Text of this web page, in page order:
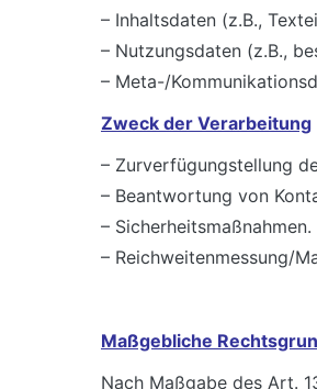
– Inhaltsdaten (z.B.,
– Nutzungsdaten (z.B.,
– Meta-/
Zweck der Verarbeitung
– Zurverfügungstellung
– Beantwortung von
– Sicherheitsmaßnahmen.
– Reichweitenmessung/
Maßgebliche
Nach Maßgabe des Art.